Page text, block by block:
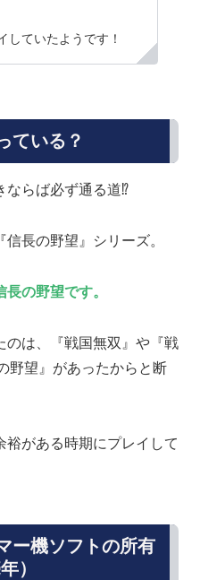
していたようです！
ている？
ならば必ず通る道⁉
長の野望』シリーズ。
の野望です。
のは、『戦国無双』や『戦
野望』があったからと断
がある時期にプレイして
ー機ソフトの所有
）